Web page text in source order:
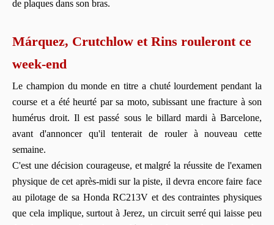
de plaques dans son bras.
Márquez, Crutchlow et Rins rouleront ce
week-end
Le champion du monde en titre a chuté lourdement pendant la
course et a été heurté par sa moto, subissant une fracture à son
humérus droit. Il est passé sous le billard mardi à Barcelone,
avant d'annoncer qu'il tenterait de rouler à nouveau cette
semaine.
C'est une décision courageuse, et malgré la réussite de l'examen
physique de cet après-midi sur la piste, il devra encore faire face
au pilotage de sa Honda RC213V et des contraintes physiques
que cela implique, surtout à Jerez, un circuit serré qui laisse peu